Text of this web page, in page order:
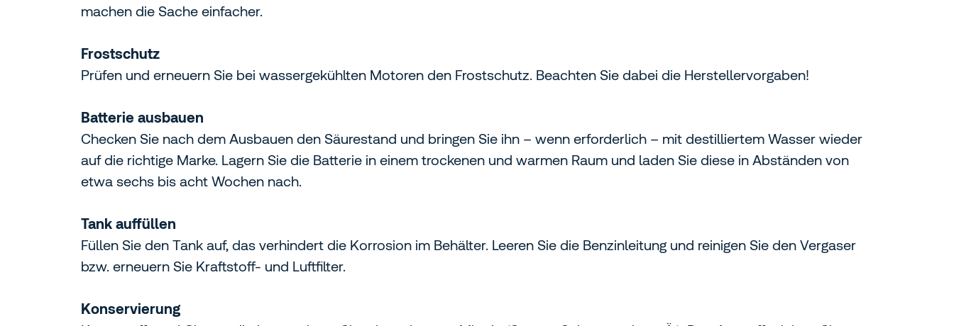
machen die Sache einfacher.
Frostschutz
Prüfen und erneuern Sie bei wassergekühlten Motoren den Frostschutz. Beachten Sie dabei die Herstellervorgaben!
Batterie ausbauen
Checken Sie nach dem Ausbauen den Säurestand und bringen Sie ihn – wenn erforderlich – mit destilliertem Wasser wieder
auf die richtige Marke. Lagern Sie die Batterie in einem trockenen und warmen Raum und laden Sie diese in Abständen von
etwa sechs bis acht Wochen nach.
Tank auffüllen
Füllen Sie den Tank auf, das verhindert die Korrosion im Behälter. Leeren Sie die Benzinleitung und reinigen Sie den Vergaser
bzw. erneuern Sie Kraftstoff- und Luftfilter.
Konservierung